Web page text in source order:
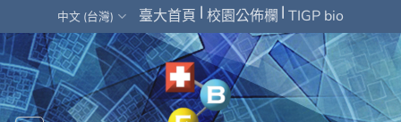
to
content
中文 (台灣) 臺大首頁 | 校園公佈欄 | TIGP bio